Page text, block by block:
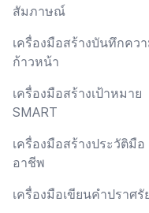
สัมภาษณ์
เครื่องมือสร้างบันทึกคว
ก้าวหน้า
เครื่องมือสร้างเป้าหมาย
SMART
เครื่องมือสร้างประวัติมือ
อาชีพ
เครื่องมือเขียนคำปราศรั